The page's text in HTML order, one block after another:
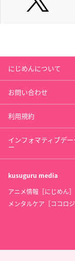
にじめんについて
お問い合わせ
利用規約
インフォマティブデ
ー
kusuguru media
アニメ情報［にじめん］
メンタルケア［ココロジ